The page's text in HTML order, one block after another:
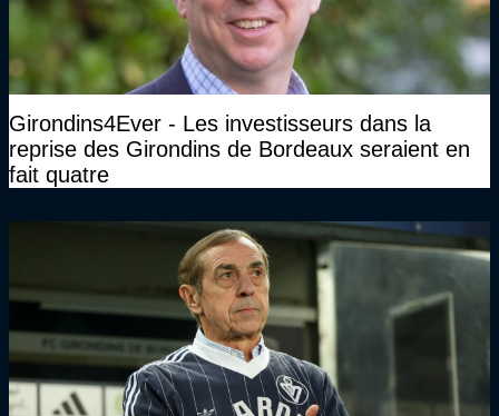
Girondins4Ever - Les investisseurs dans la
reprise des Girondins de Bordeaux seraient en
fait quatre